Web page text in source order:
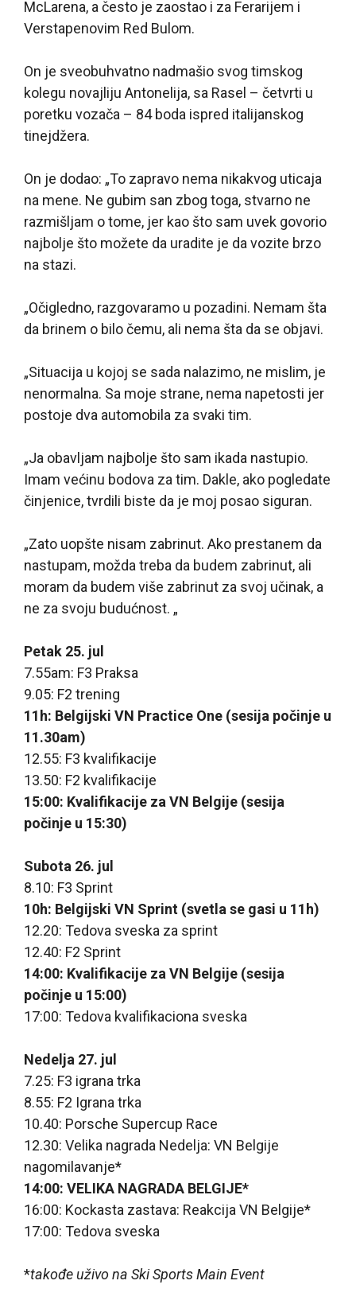
McLarena, a često je zaostao i za Ferarijem i
Verstapenovim Red Bulom.
On je sveobuhvatno nadmašio svog timskog
kolegu novajliju Antonelija, sa Rasel – četvrti u
poretku vozača – 84 boda ispred italijanskog
tinejdžera.
On je dodao: „To zapravo nema nikakvog uticaja
na mene. Ne gubim san zbog toga, stvarno ne
razmišljam o tome, jer kao što sam uvek govorio
najbolje što možete da uradite je da vozite brzo
na stazi.
„Očigledno, razgovaramo u pozadini. Nemam šta
da brinem o bilo čemu, ali nema šta da se objavi.
„Situacija u kojoj se sada nalazimo, ne mislim, je
nenormalna. Sa moje strane, nema napetosti jer
postoje dva automobila za svaki tim.
„Ja obavljam najbolje što sam ikada nastupio.
Imam većinu bodova za tim. Dakle, ako pogledate
činjenice, tvrdili biste da je moj posao siguran.
„Zato uopšte nisam zabrinut. Ako prestanem da
nastupam, možda treba da budem zabrinut, ali
moram da budem više zabrinut za svoj učinak, a
ne za svoju budućnost. „
Petak 25. jul
7.55am: F3 Praksa
9.05: F2 trening
11h: Belgijski VN Practice One (sesija počinje u
11.30am)
12.55: F3 kvalifikacije
13.50: F2 kvalifikacije
15:00: Kvalifikacije za VN Belgije (sesija
počinje u 15:30)
Subota 26. jul
8.10: F3 Sprint
10h: Belgijski VN Sprint (svetla se gasi u 11h)
12.20: Tedova sveska za sprint
12.40: F2 Sprint
14:00: Kvalifikacije za VN Belgije (sesija
počinje u 15:00)
17:00: Tedova kvalifikaciona sveska
Nedelja 27. jul
7.25: F3 igrana trka
8.55: F2 Igrana trka
10.40: Porsche Supercup Race
12.30: Velika nagrada Nedelja: VN Belgije
nagomilavanje*
14:00: VELIKA NAGRADA BELGIJE*
16:00: Kockasta zastava: Reakcija VN Belgije*
17:00: Tedova sveska
*takođe uživo na Ski Sports Main Event